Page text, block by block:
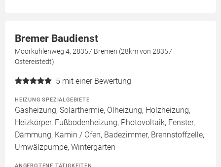
Bremer Baudienst
Moorkuhlenweg 4, 28357 Bremen (28km von 28357
Ostereistedt)
5 mit einer Bewertung
HEIZUNG SPEZIALGEBIETE
Gasheizung, Solarthermie, Ölheizung, Holzheizung,
Heizkörper, Fußbodenheizung, Photovoltaik, Fenster,
Dämmung, Kamin / Ofen, Badezimmer, Brennstoffzelle,
Umwälzpumpe, Wintergarten